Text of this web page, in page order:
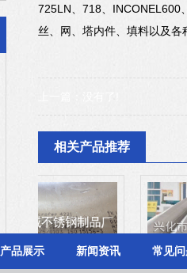
725LN、718、INCONEL600
丝、网、塔内件、填料以及
相关产品推荐
产品展示 新闻资讯 常见